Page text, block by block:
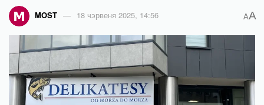
MOST 18 чэрвеня 2025, 14:56 AA